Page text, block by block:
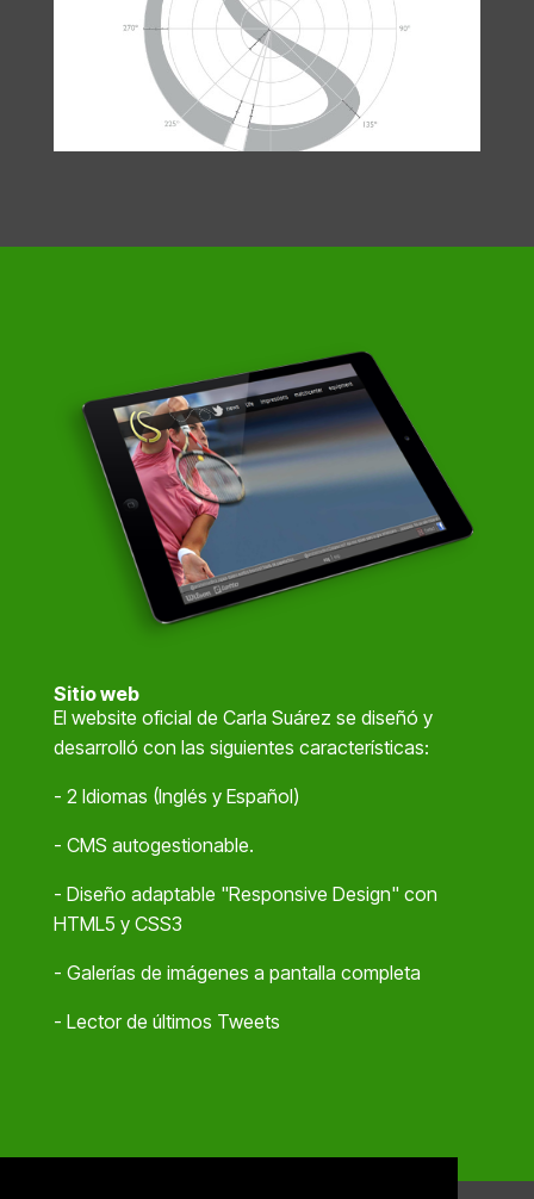
Sitio web
El website oficial de Carla Suárez se diseñó y
desarrolló con las siguientes características:
- 2 Idiomas (Inglés y Español)
- CMS autogestionable.
- Diseño adaptable "Responsive Design" con
HTML5 y CSS3
- Galerías de imágenes a pantalla completa
- Lector de últimos Tweets